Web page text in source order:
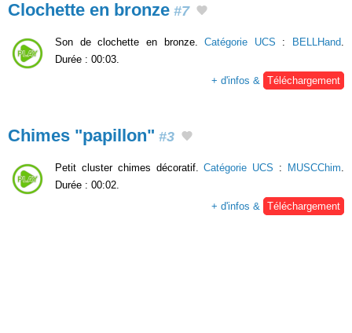
Clochette en bronze #7
Son de clochette en bronze.Catégorie UCS : BELLHand.
Durée : 00:03.
+ d'infos & Téléchargement
Chimes "papillon" #3
Petit cluster chimes décoratif.Catégorie UCS : MUSCChim
Durée : 00:02.
+ d'infos &
Téléchargement